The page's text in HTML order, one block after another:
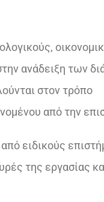
ανάδειξη των
στον τρόπο
από την
ειδικούς
της εργασίας